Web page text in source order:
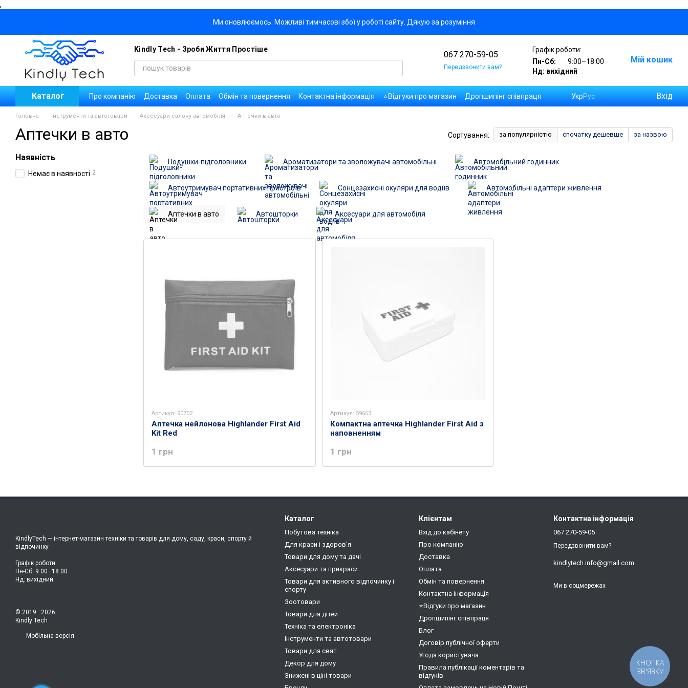
,
Ми оновлюємось. Можливі тимчасові збої у роботі сайту. Дякую за розуміння
Kindly Tech - Зроби Життя Простіше
067 270-59-05
Передзвонити вам?
Графік роботи:
Пн-Сб:
9:00–18:00
Нд: вихідний
Мій кошик
Каталог Про компанію Доставка Оплата Обмін та повернення Контактна інформація ⭐Відгуки про магазин
Дропшипінг співпраця
Блог
Договір публічної оферти Угода користувача Правила публікації коментарів та відгуків
Оплата замовлень на Новій Пошті
Новини
Вакансії компанії
УкрРус Вхід
Головна Інструменти та автотовари Аксесуари салону автомобіля Аптечки в авто
Аптечки в авто Сортування: за популярністю спочатку дешевше за назвою
Подушки-підголовники Ароматизатори та зволожувачі автомобільні Автомобільний годинник
Автоутримувач портативних пристроїв Сонцезахисні окуляри для водіїв Автомобільні адаптери живлення
Аптечки в авто Автошторки Аксесуари для автомобіля
Артикул: 90702
Аптечка нейлонова Highlander First Aid
Kit Red
1 грн
Артикул: 59663
Компактна аптечка Highlander First Aid з
наповненням
1 грн
Наявність
Немає в наявності 2
KindlyTech — інтернет-магазин техніки та товарів для дому, саду, краси, спорту й
відпочинку
Графік роботи:
Пн-Сб: 9:00–18:00
Нд: вихідний
© 2019—2026
Kindly Tech
Мобільна версія
Каталог
Побутова техніка
Для краси і здоров'я
Товари для дому та дачі
Аксесуари та прикраси
Товари для активного відпочинку і
спорту
Зоотовари
Товари для дітей
Техніка та електроніка
Інструменти та автотовари
Товари для свят
Декор для дому
Знижені в ціні товари
Клієнтам
Вхід до кабінету
Про компанію
Доставка
Оплата
Обмін та повернення
Контактна інформація
⭐Відгуки про магазин
Дропшипінг співпраця
Блог
Договір публічної оферти
Угода користувача
Правила публікації коментарів та
відгуків
Контактна інформація
067 270-59-05
Передзвонити вам?
kindlytech.info@gmail.com
Ми в соцмережах
КНОПКА
ЗВ'ЯЗКУ